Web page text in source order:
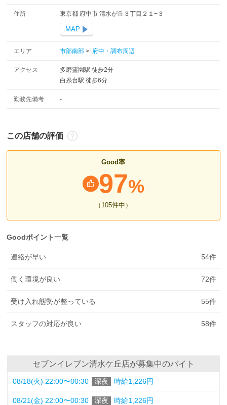
住所 東京都 府中市 清水が丘３丁目２１−３
MAP
エリア 市部南部> 府中・調布周辺
アクセス
多磨霊園駅 徒歩2分
白糸台駅 徒歩6分
勤務先備考 -
この店舗の評価
Good率
97%
（105件中 ）
Goodポイント一覧
連絡が早い 54件
働く環境が良い 72件
受け入れ態勢が整っている 55件
スタッフの対応が良い 58件
セブンイレブン清水ケ丘店が募集中のバイト
08/18(火) 22:00〜00:30 深夜 時給1,226円
08/21(金) 22:00〜00:30 深夜 時給1,226円